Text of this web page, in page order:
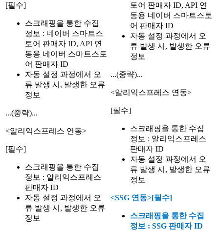
[필수]
스크래핑을 통한 수집
정보 : 네이버 스마트스
토어 판매자 ID, API 연
동용 네이버 스마트스토
어 판매자 ID
자동 설정 과정에서 오
류 발생 시, 발생한 오류
정보
...(중략)...
<알리익스프레스 연동>
[필수]
스크래핑을 통한 수집
정보 : 알리익스프레스
판매자 ID
자동 설정 과정에서 오
류 발생 시, 발생한 오류
정보
토어 판매자 ID, API 연
동용 네이버 스마트스토
어 판매자 ID
자동 설정 과정에서 오
류 발생 시, 발생한 오류
정보
...(중략)...
<알리익스프레스 연동>
[필수]
스크래핑을 통한 수집
정보 : 알리익스프레스
판매자 ID
자동 설정 과정에서 오
류 발생 시, 발생한 오류
정보
<SSG 연동>[필수]
스크래핑을 통한 수집
정보 : SSG 판매자 ID